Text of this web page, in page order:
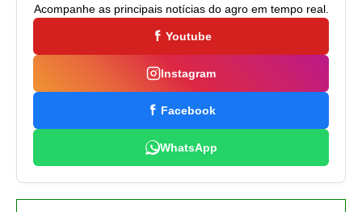
Acompanhe as principais notícias do agro em tempo real.
Youtube
Instagram
Facebook
WhatsApp